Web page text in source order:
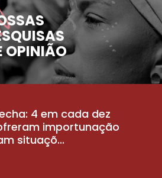
OPINIÃO
4 em cada dez
importunação
situaçõ...